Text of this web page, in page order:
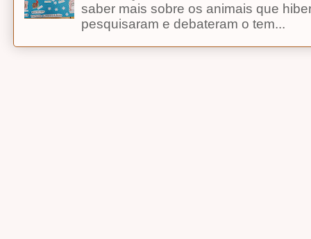
saber mais sobre os animais que
pesquisaram e debateram o tem...